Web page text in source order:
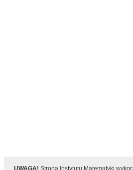
UWAGA! Strona Instytutu Matematyki